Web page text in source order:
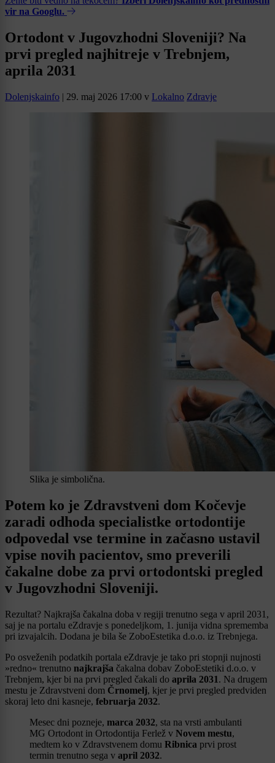
vir na Googlu.
Ortodont v Jugovzhodni Sloveniji? Na
prvi pregled najhitreje v Trebnjem,
aprila 2031
Dolenjskainfo | 29. maj 2026 17:00 v Lokalno Zdravje
Slika je simbolična.
Potem ko je Zdravstveni dom Kočevje
zaradi odhoda specialistke ortodontije
odpovedal vse termine in začasno ustavil
vpise novih pacientov, smo preverili
čakalne dobe za prvi ortodontski pregled
v Jugovzhodni Sloveniji.
Rezultat? Najkrajša čakalna doba v regiji trenutno sega v april 2031,
saj je na portalu eZdravje s ponedeljkom, 1. junija vidna sprememba
pri izvajalcih. Dodana je bila še ZoboEstetika d.o.o. iz Trebnjega.
Po osveženih podatkih portala eZdravje je tako pri stopnji nujnosti
»redno« trenutno najkrajša čakalna dobav ZoboEstetiki d.o.o. v
Trebnjem, kjer bi na prvi pregled čakali do aprila 2031. Na drugem
mestu je Zdravstveni dom Črnomelj, kjer je prvi pregled predviden
skoraj leto dni kasneje, februarja 2032.
Mesec dni pozneje, marca 2032, sta na vrsti ambulanti
MG Ortodont in Ortodontija Ferlež v Novem mestu,
medtem ko v Zdravstvenem domu Ribnica prvi prost
termin trenutno sega v april 2032.